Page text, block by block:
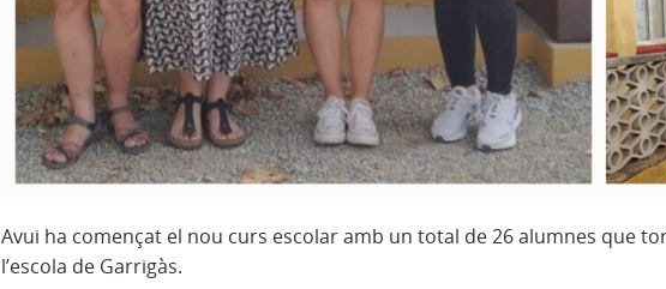
Avui ha començat el nou curs escolar amb un total de 26 alumnes que
l’escola de Garrigàs.